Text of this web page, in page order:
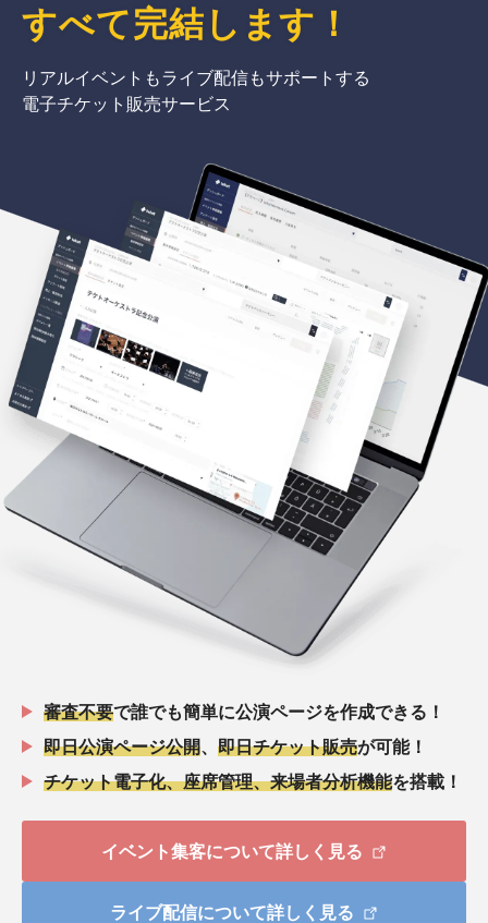
すべて完結 します ！
リアルイベントもライブ配信もサポートする
電子チケット販売サービス
審査不要で誰でも簡単に公演ページを作成できる！
即日公演ページ公開
即日チケット販売が可能！
チケット電子化、座席管理、来場者分析機能を搭載！
イベント集客について詳しく見る
ライブ配信について詳しく見る